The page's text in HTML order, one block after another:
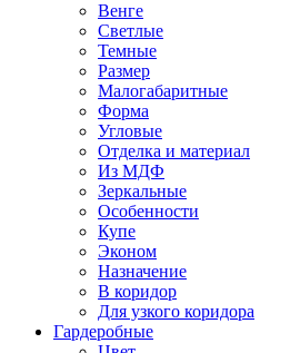
Венге
Светлые
Темные
Размер
Малогабаритные
Форма
Угловые
Отделка и материал
Из МДФ
Зеркальные
Особенности
Купе
Эконом
Назначение
В коридор
Для узкого коридора
Гардеробные